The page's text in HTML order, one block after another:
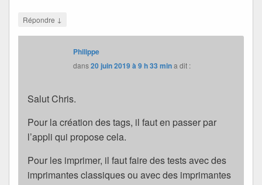
Répondre ↓
Philippe
dans20 juin 2019 à 9 h 33 mina dit :
Salut Chris.
Pour la création des tags, il faut en passer par
l’appli qui propose cela.
Pour les imprimer, il faut faire des tests avec des
imprimantes classiques ou avec des imprimantes